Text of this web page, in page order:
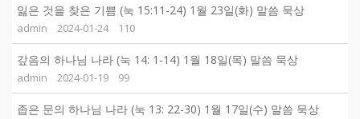
잃은 것을 찾은 기쁨 (눅 15:11-24) 1월 23일(화) 말씀 묵상
admin 2024-01-24 110
갚음의 하나님 나라 (눅 14: 1-14) 1월 18일(목) 말씀 묵상
admin 2024-01-19 99
좁은 문의 하나님 나라 (눅 13: 22-30) 1월 17일(수) 말씀 묵상